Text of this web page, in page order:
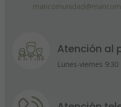
Atención al
Lunes-viernes 9:30